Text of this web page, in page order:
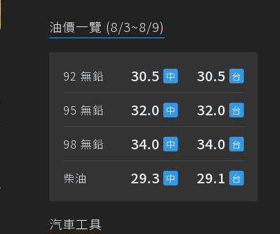
油價一覽 (8/3~8/9)
92 無鉛 30.5 30.5
95 無鉛 32.0 32.0
98 無鉛 34.0 34.0
柴油 29.3 29.1
汽車工具